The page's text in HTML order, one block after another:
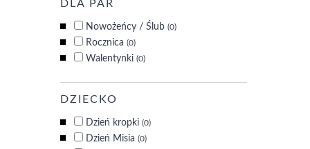
DLA PAR
Nowożeńcy / Ślub (0)
Rocznica (0)
Walentynki (0)
DZIECKO
Dzień kropki (0)
Dzień Misia (0)